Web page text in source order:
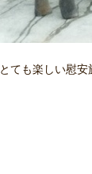
とても楽しい慰